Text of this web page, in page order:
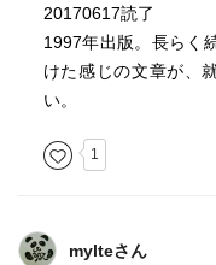
『偉業としてのラーメ
『陽のあたる場所』
『豚汁の怨念』
20170617読了
1997年出版。長らく
けた感じの文章が、
い。
1
mylteさん